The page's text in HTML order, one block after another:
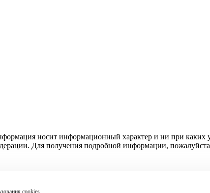
cookies.
носит информационный характер и ни при каких
Для получения подробной информации,